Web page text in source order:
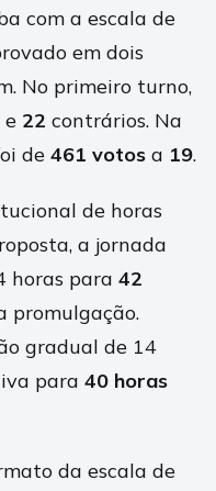
com a escala de
em dois
No primeiro turno,
e 22 contrários. Na
de 461 votos a 19.
de horas
a jornada
horas para 42
promulgação.
gradual de 14
para 40 horas
da escala de